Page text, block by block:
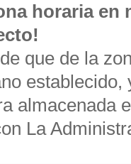
horaria
que de la
almacenada
La